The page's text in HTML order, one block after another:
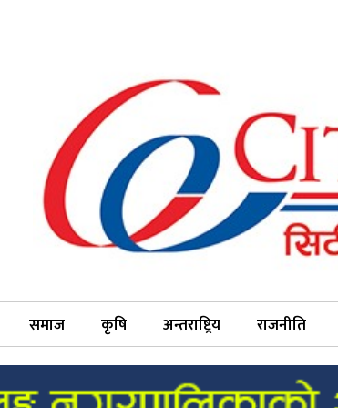
समाज कृषि अन्तराष्ट्रिय राजनीति